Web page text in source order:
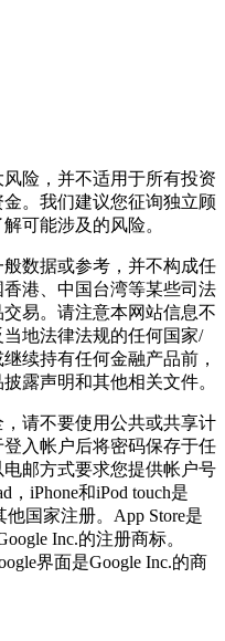
险，并不适用于所有投资
。我们建议您征询独立顾
可能涉及的风险。
数据或参考，并不构成任
港、中国台湾等某些司法
易。请注意本网站信息不
地法律法规的任何国家/
续持有任何金融产品前，
露声明和其他相关文件。
请不要使用公共或共享计
入帐户后将密码保存于任
邮方式要求您提供帐户号
iPhone和iPod touch是
国家注册。App Store是
Inc.的注册商标。
界面是Google Inc.的商